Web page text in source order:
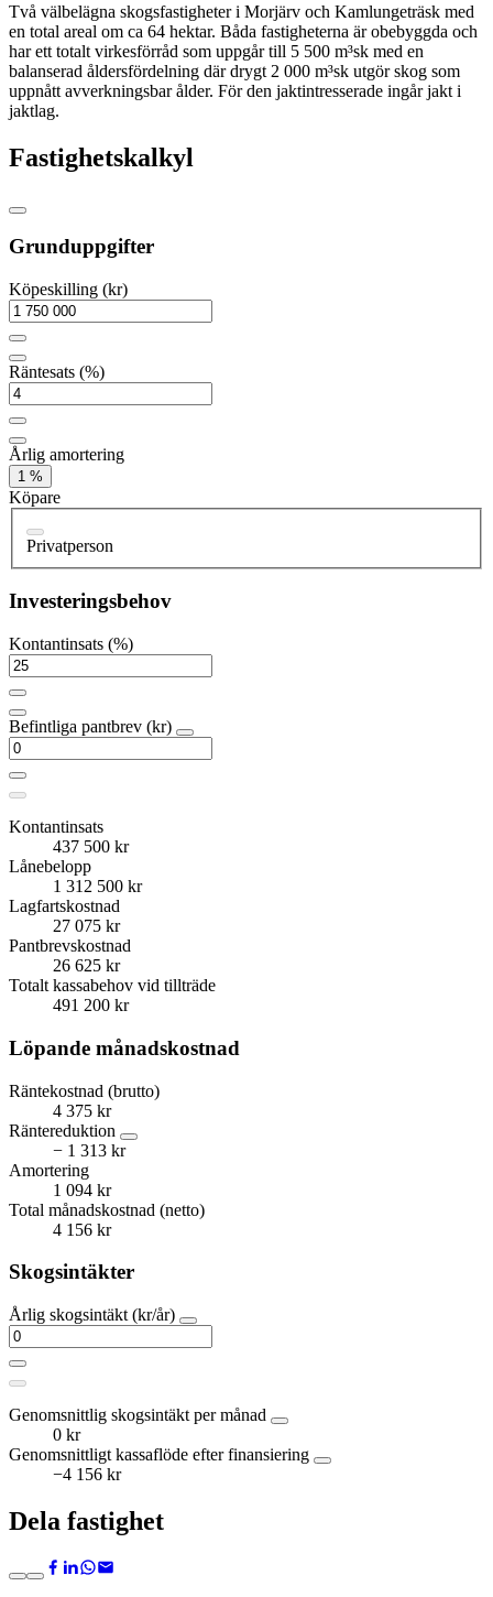
Två välbelägna skogsfastigheter i Morjärv och Kamlungeträsk med
en total areal om ca 64 hektar. Båda fastigheterna är obebyggda och
har ett totalt virkesförråd som uppgår till 5 500 m³sk med en
balanserad åldersfördelning där drygt 2 000 m³sk utgör skog som
uppnått avverkningsbar ålder. För den jaktintresserade ingår jakt i
jaktlag.
Fastighetskalkyl
Grunduppgifter
Köpeskilling (kr)
Räntesats (%)
Årlig amortering
1 %
Köpare
Privatperson
Investeringsbehov
Kontantinsats (%)
Befintliga pantbrev (kr)
Kontantinsats
437 500 kr
Lånebelopp
1 312 500 kr
Lagfartskostnad
27 075 kr
Pantbrevskostnad
26 625 kr
Totalt kassabehov vid tillträde
491 200 kr
Löpande månadskostnad
Räntekostnad (brutto)
4 375 kr
Räntereduktion
− 1 313 kr
Amortering
1 094 kr
Total månadskostnad (netto)
4 156 kr
Skogsintäkter
Årlig skogsintäkt (kr/år)
Genomsnittlig skogsintäkt per månad
0 kr
Genomsnittligt kassaflöde efter finansiering
−4 156 kr
Dela fastighet